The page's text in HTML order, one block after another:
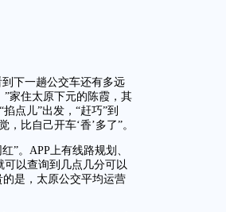
下一趟公交车还有多远
家住太原下元的陈霞，其
点儿”出发，“赶巧”到
比自己开车‘香’多了”。
”。APP上有线路规划、
以查询到几点几分可以
是，太原公交平均运营